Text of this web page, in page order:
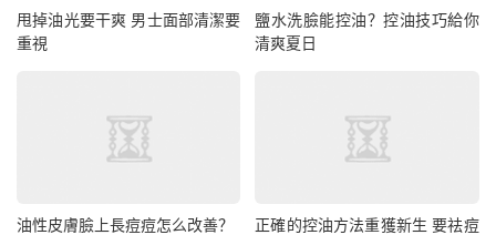
甩掉油光要干爽 男士面部清潔要
重視
鹽水洗臉能控油？控油技巧給你
清爽夏日
油性皮膚臉上長痘痘怎么改善？
正確的控油方法重獲新生 要祛痘